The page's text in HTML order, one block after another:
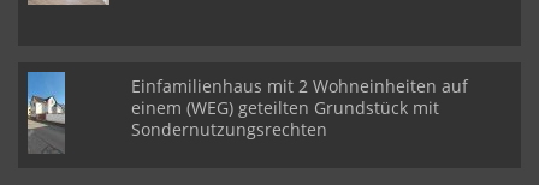
Einfamilienhaus mit 2 Wohneinheiten auf
einem (WEG) geteilten Grundstück mit
Sondernutzungsrechten